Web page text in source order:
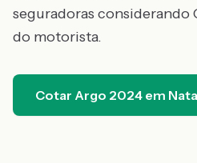
seguradoras considerando
do motorista.
Cotar Argo 2024 em